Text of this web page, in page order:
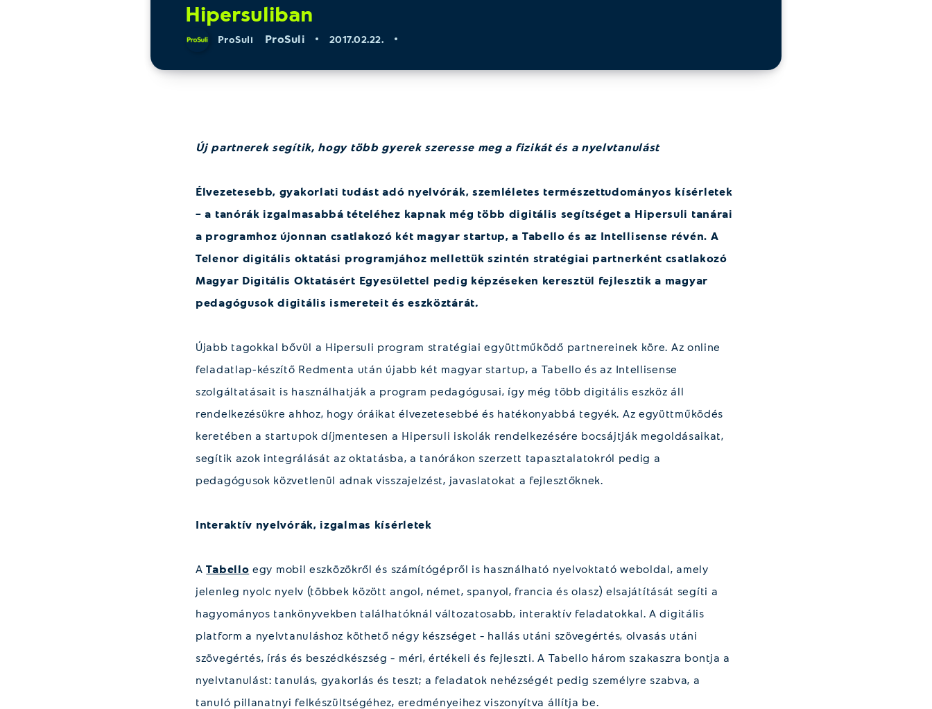
Hipersuliban
ProSuli ProSuli 2017.02.22.
Új partnerek segítik, hogy több gyerek szeresse meg a fizikát és a nyelvtanulást
Élvezetesebb, gyakorlati tudást adó nyelvórák, szemléletes természettudományos kísérletek
– a tanórák izgalmasabbá tételéhez kapnak még több digitális segítséget a Hipersuli tanárai
a programhoz újonnan csatlakozó két magyar startup, a Tabello és az Intellisense révén. A
Telenor digitális oktatási programjához mellettük szintén stratégiai partnerként csatlakozó
Magyar Digitális Oktatásért Egyesülettel pedig képzéseken keresztül fejlesztik a magyar
pedagógusok digitális ismereteit és eszköztárát.
Újabb tagokkal bővül a Hipersuli program stratégiai együttműködő partnereinek köre. Az online
feladatlap-készítő Redmenta után újabb két magyar startup, a Tabello és az Intellisense
szolgáltatásait is használhatják a program pedagógusai, így még több digitális eszköz áll
rendelkezésükre ahhoz, hogy óráikat élvezetesebbé és hatékonyabbá tegyék. Az együttműködés
keretében a startupok díjmentesen a Hipersuli iskolák rendelkezésére bocsájtják megoldásaikat,
segítik azok integrálását az oktatásba, a tanórákon szerzett tapasztalatokról pedig a
pedagógusok közvetlenül adnak visszajelzést, javaslatokat a fejlesztőknek.
Interaktív nyelvórák, izgalmas kísérletek
ATabello egy mobil eszközökről és számítógépről is használható nyelvoktató weboldal, amely
jelenleg nyolc nyelv (többek között angol, német, spanyol, francia és olasz) elsajátítását segíti a
hagyományos tankönyvekben találhatóknál változatosabb, interaktív feladatokkal. A digitális
platform a nyelvtanuláshoz köthető négy készséget – hallás utáni szövegértés, olvasás utáni
szövegértés, írás és beszédkészség – méri, értékeli és fejleszti. A Tabello három szakaszra bontja a
nyelvtanulást: tanulás, gyakorlás és teszt; a feladatok nehézségét pedig személyre szabva, a
tanuló pillanatnyi felkészültségéhez, eredményeihez viszonyítva állítja be.